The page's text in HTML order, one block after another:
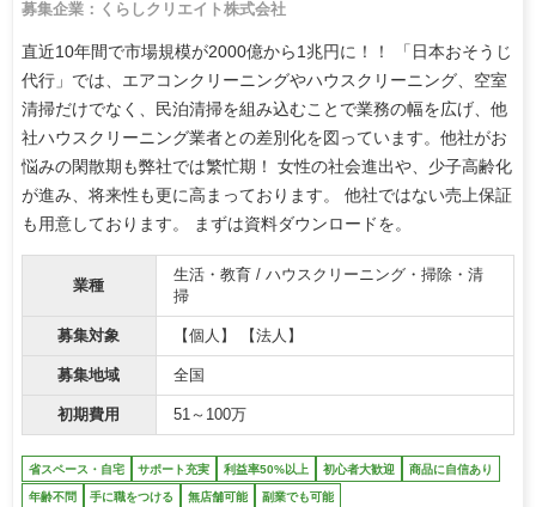
募集企業：くらしクリエイト株式会社
直近10年間で市場規模が2000億から1兆円に！！ 「日本おそうじ
代行」では、エアコンクリーニングやハウスクリーニング、空室
清掃だけでなく、民泊清掃を組み込むことで業務の幅を広げ、他
社ハウスクリーニング業者との差別化を図っています。他社がお
悩みの閑散期も弊社では繁忙期！ 女性の社会進出や、少子高齢化
が進み、将来性も更に高まっております。 他社ではない売上保証
も用意しております。 まずは資料ダウンロードを。
業種
生活・教育 / ハウスクリーニング・掃除・清
掃
募集対象 【個人】 【法人】
募集地域 全国
初期費用 51～100万
省スペース・自宅 サポート充実 利益率50%以上 初心者大歓迎 商品に自信あり
年齢不問 手に職をつける 無店舗可能 副業でも可能